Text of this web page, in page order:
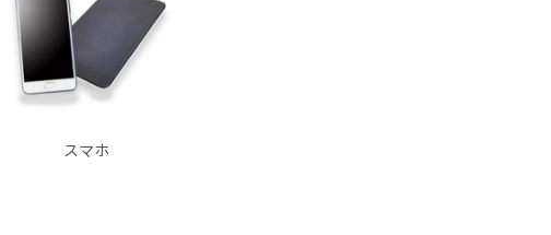
スマホ